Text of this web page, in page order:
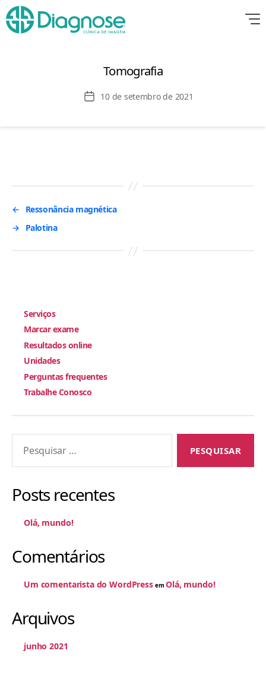
Tomografia
Data10 de setembro de 2021
←
Ressonância magnética
→
Palotina
Serviços
Marcar exame
Resultados online
Unidades
Perguntas frequentes
Trabalhe Conosco
Posts recentes
Olá, mundo!
Comentários
Um comentarista do WordPressemOlá, mundo!
Arquivos
junho 2021